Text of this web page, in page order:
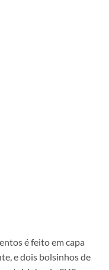
é feito em capa
e dois bolsinhos de